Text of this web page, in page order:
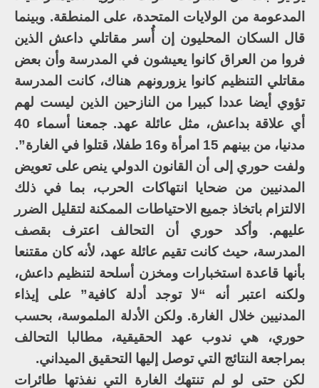
المدعومة من الولايات المتحدة، على المنطقة. وبينما
قال السكان المحليون إن أُسر مقاتلي داعش الذين
فروا من العراق كانوا يعيشون في المدرسة وأن بعض
مقاتلي التنظيم كانوا يزورونهم هناك، كانت المدرسة
تؤوي أيضا عددا كبيرا من النازحين الذين ليست لهم
أي علاقة بداعش، مثل عائلة عهد. جمعنا أسماء 40
مدنيا، من بينهم 15 امرأة و16 طفلا، قتلوا في الغارة”.
ولفت حوري إلى أن القانون الدولي ينص على تعويض
المدنيين من ضحايا انتهاكات الحرب، بما في ذلك
الالتزام باتخاذ جميع الاحتياطات الممكنة لتقليل الضرر
عليهم. وأكد حوري أن التحالف اعترف بقصف
المدرسة، حيث كانت تقيم عائلة عهد، لأنه كان مقتنعا
بأنها قاعدة استخبارات ومخزن أسلحة لتنظيم داعش،
ولكنه اعتبر أنه “لا توجد أدلة كافية” على إيذاء
المدنيين خلال الغارة. ولكن الأدلة الملموسة، بحسب
حوري، هي ندوب عهد الحقيقية، مطالبا التحالف
بمراجعة النتائج التي توصل إليها التحقيق الميداني.
لكن حتى لو لم تنتهك الغارة التي نفذتها طائرات